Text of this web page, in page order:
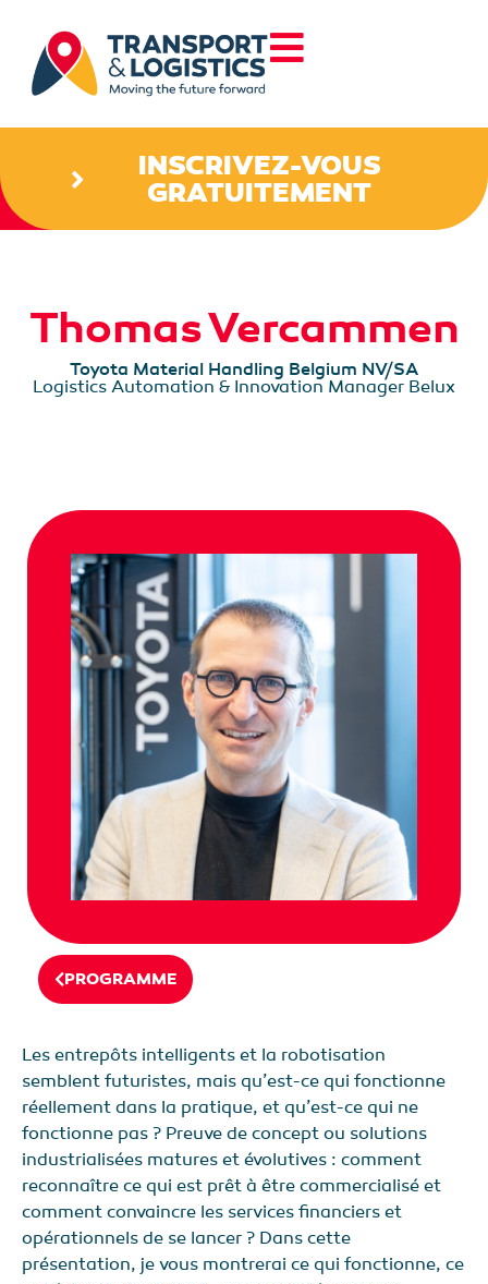
INSCRIVEZ-VOUS
GRATUITEMENT
Thomas Vercammen
Toyota Material Handling Belgium NV/SA
Logistics Automation & Innovation Manager Belux
PROGRAMME
Les entrepôts intelligents et la robotisation
semblent futuristes, mais qu’est-ce qui fonctionne
réellement dans la pratique, et qu’est-ce qui ne
fonctionne pas ? Preuve de concept ou solutions
industrialisées matures et évolutives : comment
reconnaître ce qui est prêt à être commercialisé et
comment convaincre les services financiers et
opérationnels de se lancer ? Dans cette
présentation, je vous montrerai ce qui fonctionne, ce